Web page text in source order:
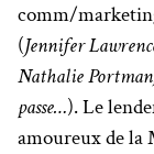
comm/
(Jennifer
Nathalie
passe…). Le
amoureux de la